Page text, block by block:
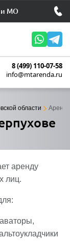
и МО
8 (499) 110-07-58
info@mtarenda.ru
области
аренду
лиц.